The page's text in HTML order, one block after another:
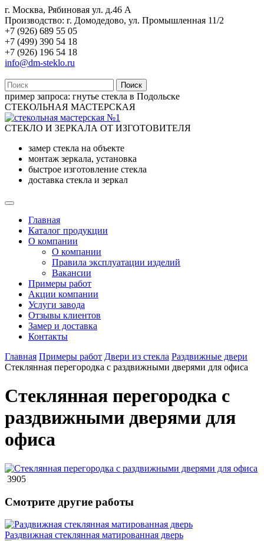
г. Москва, Рябиновая ул. д.46 А
Производство: г. Домодедово, ул. Промышленная 11/2
+7 (926) 689 55 05
+7 (499) 390 54 18
+7 (926) 196 54 18
info@dm-steklo.ru
Поиск
пример запроса: гнутье стекла в Подольске
СТЕКОЛЬНАЯ МАСТЕРСКАЯ
СТЕКЛО И ЗЕРКАЛА ОТ ИЗГОТОВИТЕЛЯ
замер стекла на объекте
монтаж зеркала, установка
быстрое изготовление стекла
доставка стекла и зеркал
Главная
Каталог продукции
О компании
О компании
Правила эксплуатации изделий
Вакансии
Примеры работ
Акции компании
Услуги завода
Отзывы клиентов
Замер и доставка
Контакты
Главная Примеры работ Двери из стекла Раздвижные двери
Стеклянная перегородка с раздвижными дверями для офиса
Стеклянная перегородка с
раздвижными дверями для
офиса
3905
Смотрите другие работы
Раздвижная стеклянная матированная дверь